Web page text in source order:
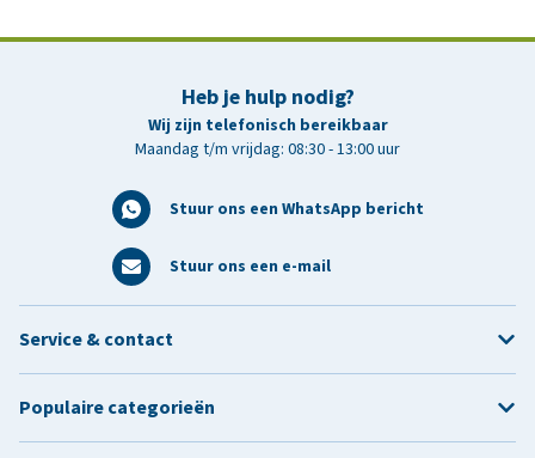
Heb je hulp nodig?
Wij zijn telefonisch bereikbaar
Maandag t/m vrijdag: 08:30 - 13:00 uur
Stuur ons een WhatsApp bericht
Stuur ons een e-mail
Service & contact
Populaire categorieën